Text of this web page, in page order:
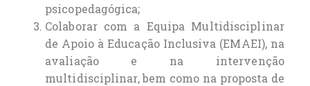
psicopedagógica;
Colaborar com a Equipa Multidisciplinar
de Apoio à Educação Inclusiva (EMAEI), na
avaliação e na intervenção
multidisciplinar, bem como na proposta de